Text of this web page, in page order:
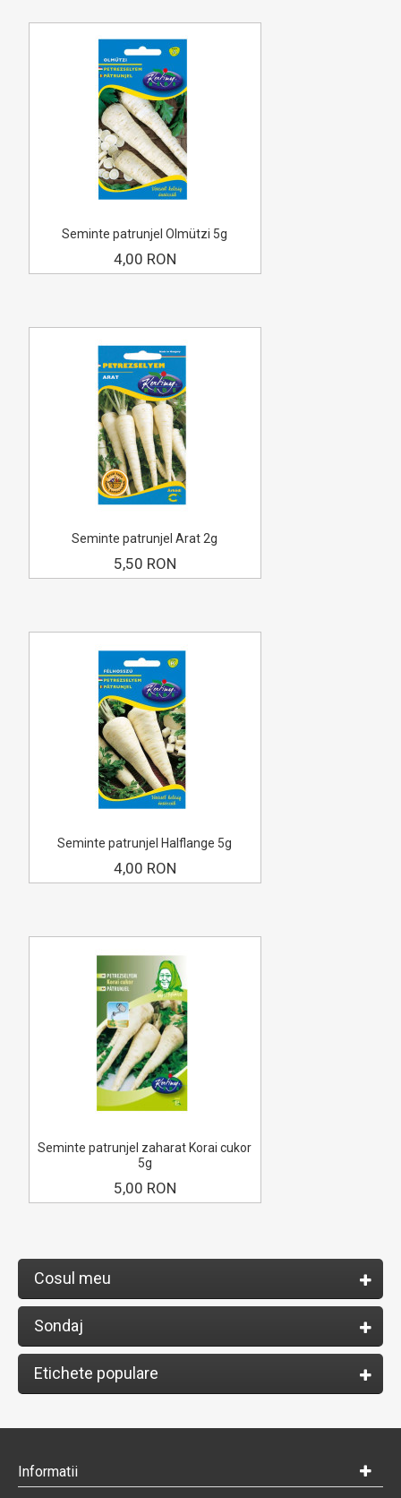
Seminte patrunjel Olmützi 5g
4,00 RON
Seminte patrunjel Arat 2g
5,50 RON
Seminte patrunjel Halflange 5g
4,00 RON
Seminte patrunjel zaharat Korai cukor
5g
5,00 RON
Cosul meu
Sondaj
Etichete populare
Informatii